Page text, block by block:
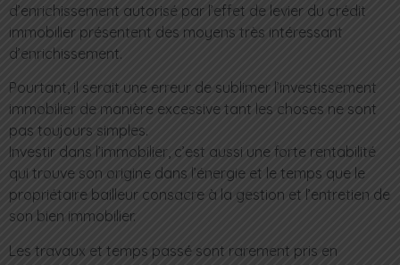
d’enrichissement autorisé par l’effet de levier du crédit
immobilier présentent des moyens très intéressant
d’enrichissement.
Pourtant, il serait une erreur de sublimer l’investissement
immobilier de manière excessive tant les choses ne sont
pas toujours simples.
Investir dans l’immobilier, c’est aussi une forte rentabilité
qui trouve son origine dans l’énergie et le temps que le
propriétaire bailleur consacre à la gestion et l’entretien de
son bien immobilier.
Les travaux et temps passé sont rarement pris en